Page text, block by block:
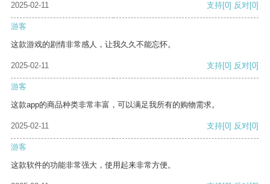
2025-02-11 支持[0] 反对[0]
游客
这款游戏的剧情非常感人，让我久久不能忘怀。
2025-02-11 支持[0] 反对[0]
游客
这款app的商品种类非常丰富，可以满足我所有的购物需求。
2025-02-11 支持[0] 反对[0]
游客
这款软件的功能非常强大，使用起来非常方便。